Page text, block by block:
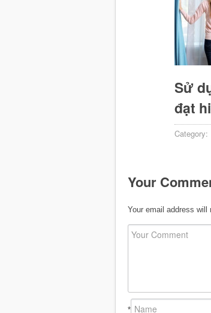
Sử
đạt
Category:
Your
Your email address will
*